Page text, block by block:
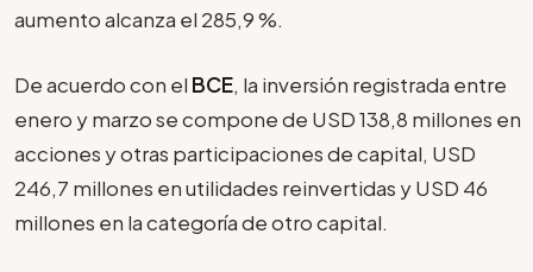
aumento alcanza el 285,9 %.
De acuerdo con el BCE, la inversión registrada entre
enero y marzo se compone de USD 138,8 millones en
acciones y otras participaciones de capital, USD
246,7 millones en utilidades reinvertidas y USD 46
millones en la categoría de otro capital.